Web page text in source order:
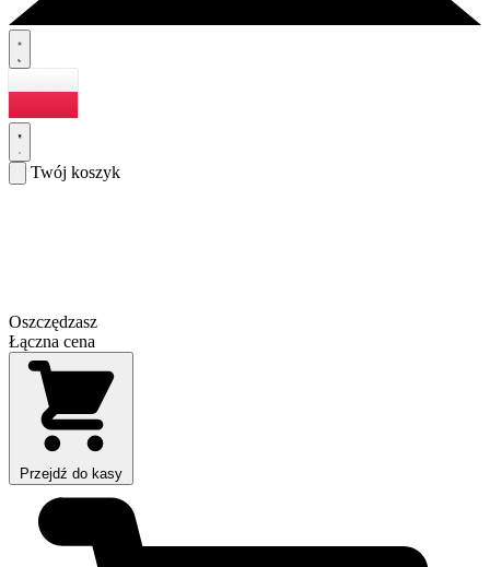
Twój koszyk
Oszczędzasz
Łączna cena
Przejdź do kasy